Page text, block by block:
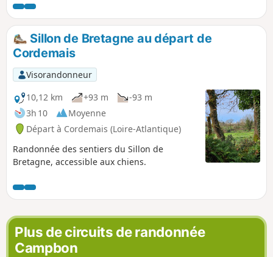
offre de nombreux panoramas champêtres.
Sillon de Bretagne au départ de
Cordemais
Visorandonneur
10,12 km
+93 m
-93 m
3h 10
Moyenne
Départ à Cordemais (Loire-Atlantique)
Randonnée des sentiers du Sillon de
Bretagne, accessible aux chiens.
Plus de circuits de randonnée
Campbon